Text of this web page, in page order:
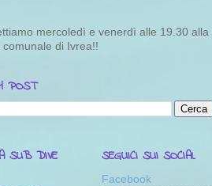
mercoledì e venerdì alle 19.30 alla
comunale di Ivrea!!
POST
SUB DIVE
SEGUICI SUI SOCIAL
Facebook